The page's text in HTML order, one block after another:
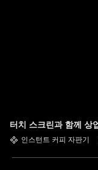
터치 스크린과 함께 상
인스턴트 커피 자판기